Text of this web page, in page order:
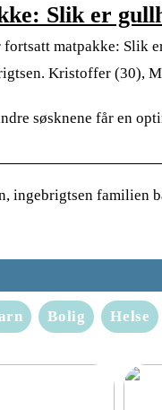
Slik er
fortsatt matpakke: Slik
Kristoffer (30),
søsknene får en
ingebrigtsen familien
Bolig Helse